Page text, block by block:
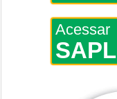
Acessar
SAPL